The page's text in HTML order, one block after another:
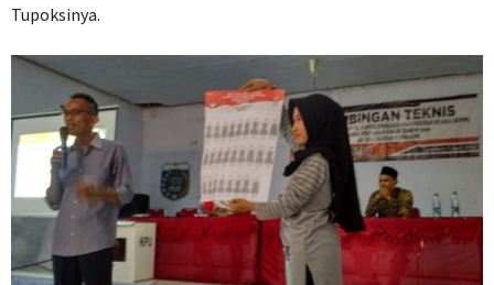
Tupoksinya.